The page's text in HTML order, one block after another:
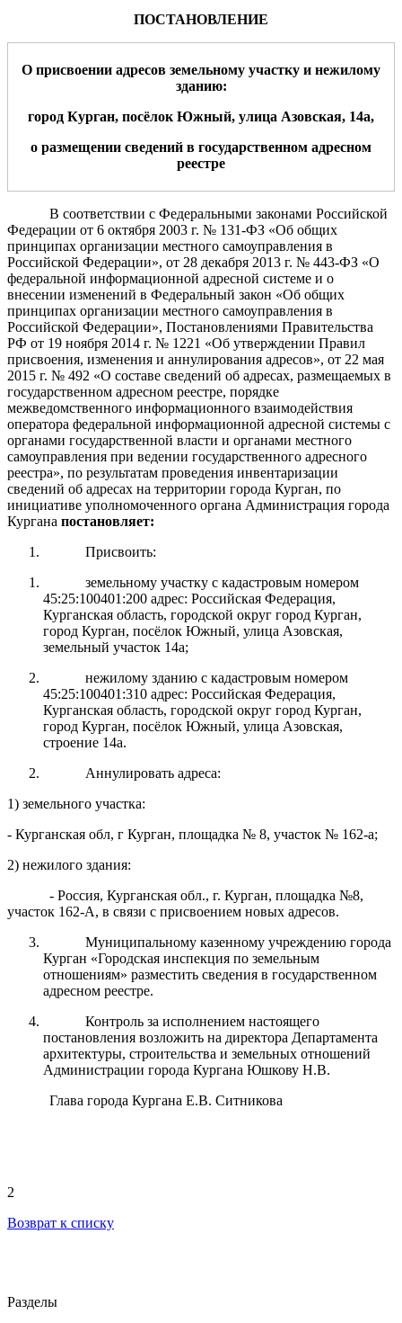
ПОСТАНОВЛЕНИЕ
О присвоении адресов земельному участку и нежилому
зданию:
город Курган, посёлок Южный, улица Азовская, 14а,
о размещении сведений в государственном адресном
реестре
В соответствии с Федеральными законами Российской
Федерации от 6 октября 2003 г. № 131-ФЗ «Об общих
принципах организации местного самоуправления в
Российской Федерации», от 28 декабря 2013 г. № 443-ФЗ «О
федеральной информационной адресной системе и о
внесении изменений в Федеральный закон «Об общих
принципах организации местного самоуправления в
Российской Федерации», Постановлениями Правительства
РФ от 19 ноября 2014 г. № 1221 «Об утверждении Правил
присвоения, изменения и аннулирования адресов», от 22 мая
2015 г. № 492 «О составе сведений об адресах, размещаемых в
государственном адресном реестре, порядке
межведомственного информационного взаимодействия
оператора федеральной информационной адресной системы с
органами государственной власти и органами местного
самоуправления при ведении государственного адресного
реестра», по результатам проведения инвентаризации
сведений об адресах на территории города Курган, по
инициативе уполномоченного органа Администрация города
Кургана постановляет:
Присвоить:
земельному участку с кадастровым номером
45:25:100401:200 адрес: Российская Федерация,
Курганская область, городской округ город Курган,
город Курган, посёлок Южный, улица Азовская,
земельный участок 14а;
нежилому зданию с кадастровым номером
45:25:100401:310 адрес: Российская Федерация,
Курганская область, городской округ город Курган,
город Курган, посёлок Южный, улица Азовская,
строение 14а.
Аннулировать адреса:
1) земельного участка:
- Курганская обл, г Курган, площадка № 8, участок № 162-а;
2) нежилого здания:
- Россия, Курганская обл., г. Курган, площадка №8,
участок 162-А, в связи с присвоением новых адресов.
Муниципальному казенному учреждению города
Курган «Городская инспекция по земельным
отношениям» разместить сведения в государственном
адресном реестре.
Контроль за исполнением настоящего
постановления возложить на директора Департамента
архитектуры, строительства и земельных отношений
Администрации города Кургана Юшкову Н.В.
Глава города Кургана Е.В. Ситникова
2
Возврат к списку
Разделы